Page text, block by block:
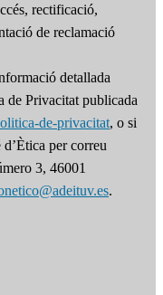
rectificació,
de reclamació
detallada
de Privacitat publicada
de-privacitat, o si
per correu
3, 46001
.